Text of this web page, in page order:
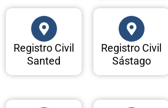
Registro Civil
Santed
Registro Civil
Sástago